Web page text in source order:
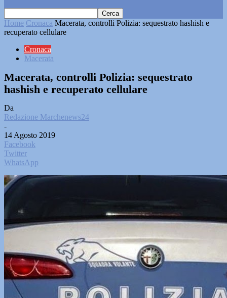
Home Cronaca Macerata, controlli Polizia: sequestrato hashish e
recuperato cellulare
Cronaca
Macerata
Macerata, controlli Polizia: sequestrato
hashish e recuperato cellulare
Da
Redazione Marchenews24
-
14 Agosto 2019
Facebook
Twitter
WhatsApp